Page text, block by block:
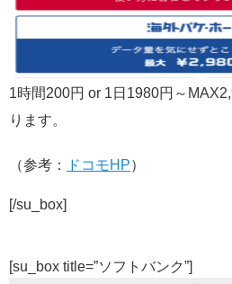
1時間200円 or 1日1980円～
ります。
（参考： ドコモHP）
[/su_box]
[su_box title=”ソフトバンク”]